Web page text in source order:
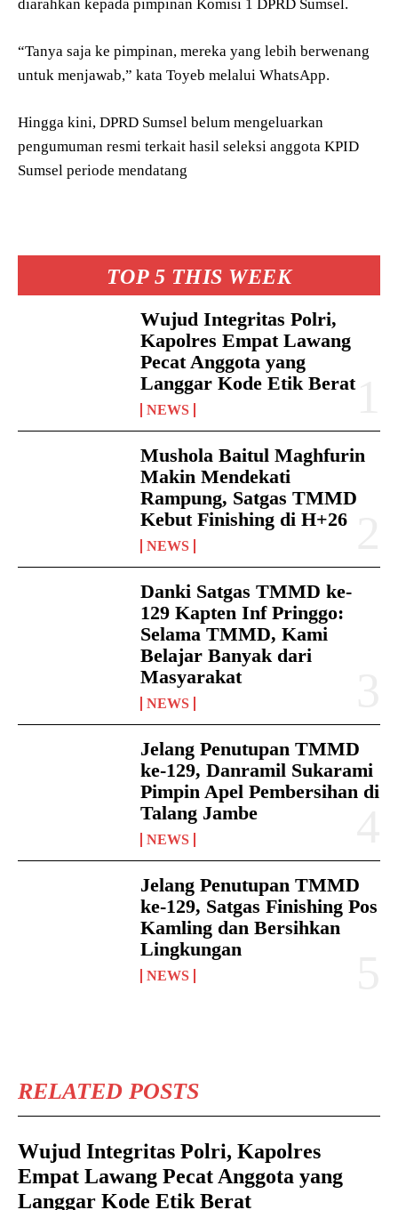
TOP 5 THIS WEEK
Wujud Integritas Polri,
Kapolres Empat Lawang
Pecat Anggota yang
Langgar Kode Etik Berat
NEWS
Mushola Baitul Maghfurin
Makin Mendekati
Rampung, Satgas TMMD
Kebut Finishing di H+26
NEWS
Danki Satgas TMMD ke-
129 Kapten Inf Pringgo:
Selama TMMD, Kami
Belajar Banyak dari
Masyarakat
NEWS
Jelang Penutupan TMMD
ke-129, Danramil Sukarami
Pimpin Apel Pembersihan di
Talang Jambe
NEWS
Jelang Penutupan TMMD
ke-129, Satgas Finishing Pos
Kamling dan Bersihkan
Lingkungan
NEWS
RELATED POSTS
Wujud Integritas Polri, Kapolres
Empat Lawang Pecat Anggota yang
Langgar Kode Etik Berat
diarahkan kepada pimpinan Komisi 1 DPRD Sumsel.
“Tanya saja ke pimpinan, mereka yang lebih berwenang
untuk menjawab,” kata Toyeb melalui WhatsApp.
Hingga kini, DPRD Sumsel belum mengeluarkan
pengumuman resmi terkait hasil seleksi anggota KPID
Sumsel periode mendatang